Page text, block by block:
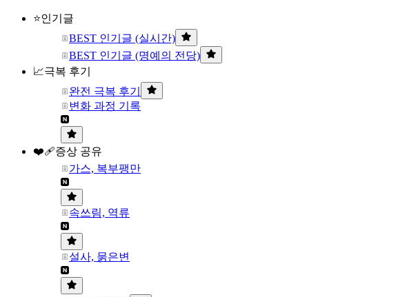
⭐인기글
BEST 인기글 (실시간)
BEST 인기글 (명예의 전당)
📈극복 후기
완전 극복 후기
변화 과정 기록
❤️‍🩹증상 공유
가스, 복부팽만
속쓰림, 역류
설사, 묽은변